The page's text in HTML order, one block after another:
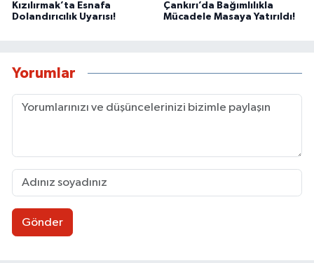
Kızılırmak’ta Esnafa
Dolandırıcılık Uyarısı!
Çankırı’da Bağımlılıkla
Mücadele Masaya Yatırıldı!
Yorumlar
Gönder